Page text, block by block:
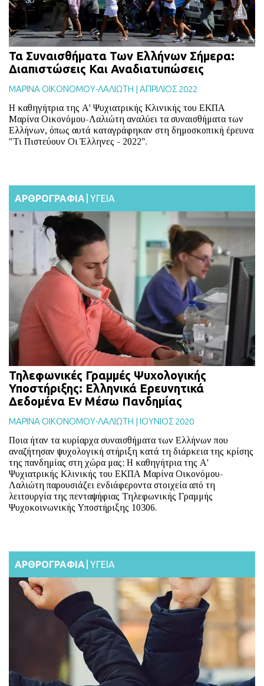
Τα Συναισθήματα Των Ελλήνων Σήμερα:
Διαπιστώσεις Και Αναδιατυπώσεις
ΜΑΡΙΝΑ ΟΙΚΟΝΟΜΟΥ-ΛΑΛΙΩΤΗ | ΑΠΡΙΛΙΟΣ 2022
Η καθηγήτρια της Α' Ψυχιατρικής Κλινικής του ΕΚΠΑ
Μαρίνα Οικονόμου-Λαλιώτη αναλύει τα συναισθήματα των
Ελλήνων, όπως αυτά καταγράφηκαν στη δημοσκοπική έρευνα
"Τι Πιστεύουν Οι Έλληνες - 2022".
ΑΡΘΡΟΓΡΑΦΙΑ ΥΓΕΙΑ
Τηλεφωνικές Γραμμές Ψυχολογικής
Υποστήριξης: Ελληνικά Ερευνητικά
Δεδομένα Εν Μέσω Πανδημίας
ΜΑΡΙΝΑ ΟΙΚΟΝΟΜΟΥ-ΛΑΛΙΩΤΗ | ΙΟΥΝΙΟΣ 2020
Ποια ήταν τα κυρίαρχα συναισθήματα των Ελλήνων που
αναζήτησαν ψυχολογική στήριξη κατά τη διάρκεια της κρίσης
της πανδημίας στη χώρα μας; H καθηγήτρια της Α'
Ψυχιατρικής Κλινικής του ΕΚΠΑ Μαρίνα Οικονόμου-
Λαλιώτη παρουσιάζει ενδιάφεροντα στοιχεία από τη
λειτουργία της πενταψήφιας Τηλεφωνικής Γραμμής
Ψυχοκοινωνικής Υποστήριξης 10306.
ΑΡΘΡΟΓΡΑΦΙΑ ΥΓΕΙΑ